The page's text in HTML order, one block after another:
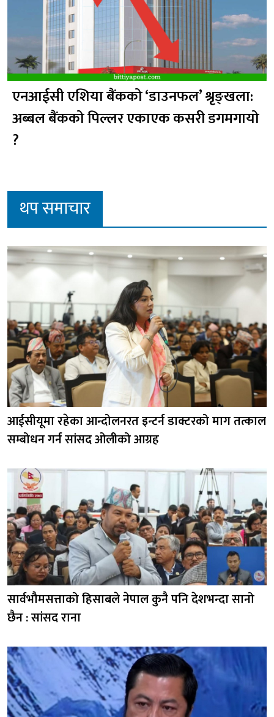
एनआईसी एशिया बैंकको ‘डाउनफल’ श्रृङ्खला:
अब्बल बैंकको पिल्लर एकाएक कसरी डगमगायो
?
थप समाचार
आईसीयूमा रहेका आन्दोलनरत इन्टर्न डाक्टरको माग तत्काल
सम्बोधन गर्न सांसद ओलीको आग्रह
सार्वभौमसत्ताको हिसाबले नेपाल कुनै पनि देशभन्दा सानो
छैन : सांसद राना